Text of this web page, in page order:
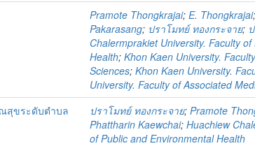
Pramote Thongkrajai; E. Thongkrajai;
Pakarasang; ปราโมทย์ ทองกระจาย;
Chalermprakiet University. Faculty
Health; Khon Kaen University.
Sciences; Khon Kaen University.
University. Faculty of Associated
สุขระดับตำบล
ปราโมทย์ ทองกระจาย; Pramote
Phattharin Kaewchai; Huachiew
of Public and Environmental Health